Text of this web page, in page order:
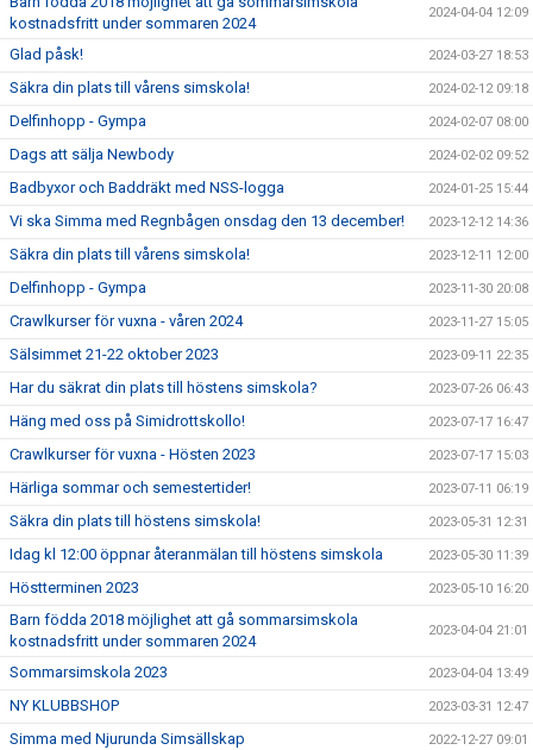
kostnadsfritt under sommaren 2024
2024-04-04 12:09
Glad påsk! 2024-03-27 18:53
Säkra din plats till vårens simskola! 2024-02-12 09:18
Delfinhopp - Gympa 2024-02-07 08:00
Dags att sälja Newbody 2024-02-02 09:52
Badbyxor och Baddräkt med NSS-logga 2024-01-25 15:44
Vi ska Simma med Regnbågen onsdag den 13 december! 2023-12-12 14:36
Säkra din plats till vårens simskola! 2023-12-11 12:00
Delfinhopp - Gympa 2023-11-30 20:08
Crawlkurser för vuxna - våren 2024 2023-11-27 15:05
Sälsimmet 21-22 oktober 2023 2023-09-11 22:35
Har du säkrat din plats till höstens simskola? 2023-07-26 06:43
Häng med oss på Simidrottskollo! 2023-07-17 16:47
Crawlkurser för vuxna - Hösten 2023 2023-07-17 15:03
Härliga sommar och semestertider! 2023-07-11 06:19
Säkra din plats till höstens simskola! 2023-05-31 12:31
Idag kl 12:00 öppnar återanmälan till höstens simskola 2023-05-30 11:39
Höstterminen 2023 2023-05-10 16:20
Barn födda 2018 möjlighet att gå sommarsimskola
kostnadsfritt under sommaren 2024
2023-04-04 21:01
Sommarsimskola 2023 2023-04-04 13:49
NY KLUBBSHOP 2023-03-31 12:47
Simma med Njurunda Simsällskap 2022-12-27 09:01